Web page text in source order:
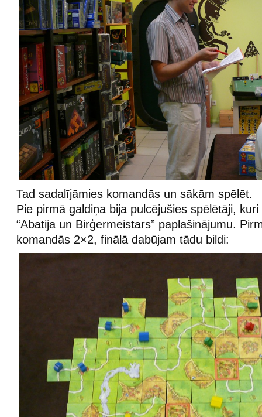
Tad sadalījāmies komandās un sākām spēlēt.
Pie pirmā galdiņa bija pulcējušies spēlētāji,
“Abatija un Birģermeistars” paplašinājumu.
komandās 2×2, finālā dabūjam tādu bildi: